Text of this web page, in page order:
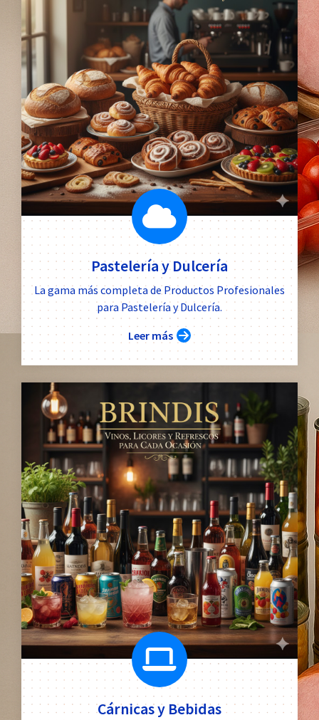
Pastelería y Dulcería
La gama más completa de Productos Profesionales
para Pastelería y Dulcería.
Leer más
Cárnicas y Bebidas